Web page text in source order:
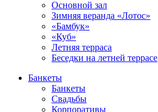
Основной зал
Зимняя веранда «Лотос»
«Бамбук»
«Куб»
Летняя терраса
Беседки на летней террасе
Банкеты
Банкеты
Свадьбы
Корпоративы